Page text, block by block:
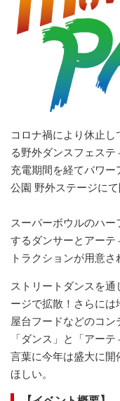
コロナ禍により休止
る野外ダンスフェステ
充電期間を経てパワ
公園 野外ステージにて
スーパーボウルのハ
するダンサーとアーテ
トラクションが用意さ
ストリートダンスを
ージで拡散！さらに
屋台フードなどのコン
「ダンス」と「アー
言葉に今年は盛大に開
ほしい。